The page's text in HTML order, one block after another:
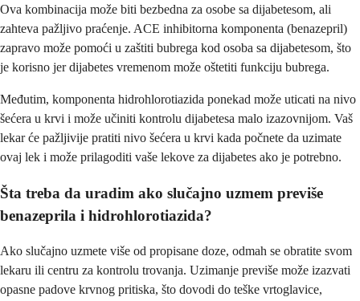
Ova kombinacija može biti bezbedna za osobe sa dijabetesom, ali
zahteva pažljivo praćenje. ACE inhibitorna komponenta (benazepril)
zapravo može pomoći u zaštiti bubrega kod osoba sa dijabetesom, što
je korisno jer dijabetes vremenom može oštetiti funkciju bubrega.
Međutim, komponenta hidrohlorotiazida ponekad može uticati na nivo
šećera u krvi i može učiniti kontrolu dijabetesa malo izazovnijom. Vaš
lekar će pažljivije pratiti nivo šećera u krvi kada počnete da uzimate
ovaj lek i može prilagoditi vaše lekove za dijabetes ako je potrebno.
Šta treba da uradim ako slučajno uzmem previše
benazeprila i hidrohlorotiazida?
Ako slučajno uzmete više od propisane doze, odmah se obratite svom
lekaru ili centru za kontrolu trovanja. Uzimanje previše može izazvati
opasne padove krvnog pritiska, što dovodi do teške vrtoglavice,